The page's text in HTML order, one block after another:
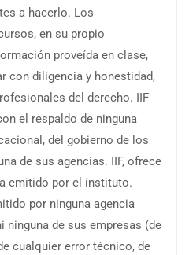
a hacerlo. Los
en su propio
proveída en clase,
con diligencia y honestidad,
del derecho. IIF
el respaldo de ninguna
del gobierno de los
de sus agencias. IIF, ofrece
emitido por el instituto.
por ninguna agencia
ninguna de sus empresas (de
cualquier error técnico, de